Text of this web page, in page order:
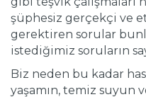
şüphesiz gerçekçi ve
gerektiren sorular
istediğimiz soruların
Biz neden bu kadar
yaşamın, temiz suyun